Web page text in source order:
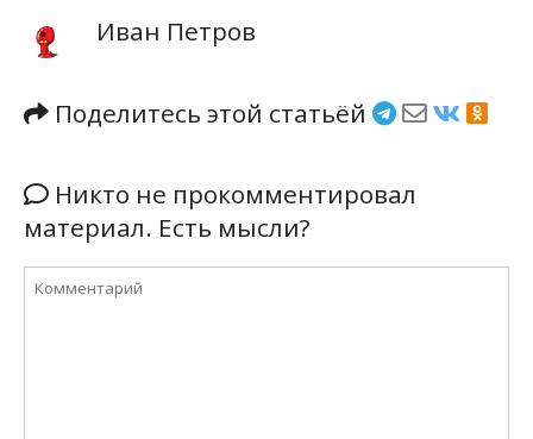
Иван Петров
Поделитесь этой статьёй
Никто не прокомментировал
материал. Есть мысли?